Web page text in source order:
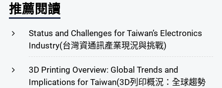
推薦閱讀
Status and Challenges for Taiwan’s Electronics
Industry(台灣資通訊產業現況與挑戰)
3D Printing Overview: Global Trends and
Implications for Taiwan(3D列印概況：全球趨勢